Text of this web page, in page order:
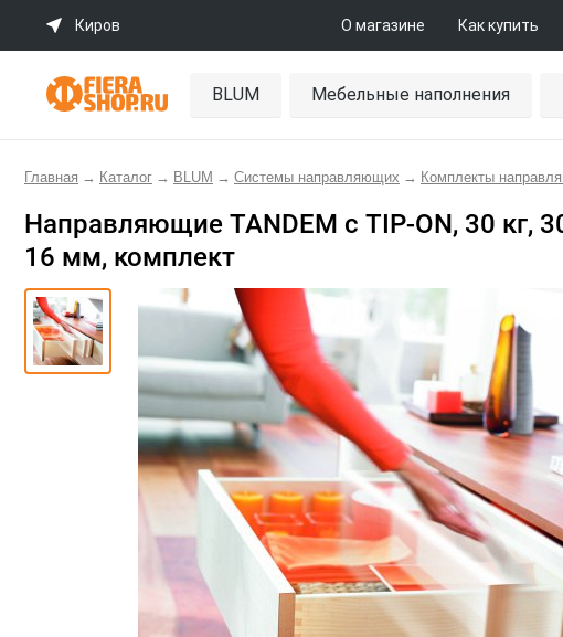
Киров О магазине Как купить
BLUM Мебельные наполнения
Главная → Каталог → BLUM → Системы направляющих → Комплекты
Направляющие TANDEM с TIP-ON, 30 кг,
16 мм, комплект